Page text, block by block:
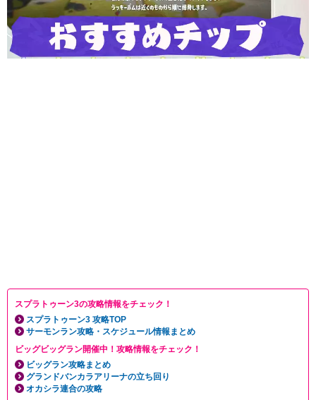
スプラトゥーン3の攻略情報をチェック！
スプラトゥーン3 攻略TOP
サーモンラン攻略・スケジュール情報まとめ
ビッグビッグラン開催中！攻略情報をチェック！
ビッグラン攻略まとめ
グランドバンカラアリーナの立ち回り
オカシラ連合の攻略